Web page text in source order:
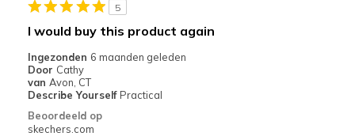
Casual Wear
Width
Sizing
Feels true to size
View On Shoes
5
I would buy this product again
Ingezonden 6 maanden geleden
Door Cathy
van Avon, CT
Describe Yourself Practical
Beoordeeld op
skechers.com